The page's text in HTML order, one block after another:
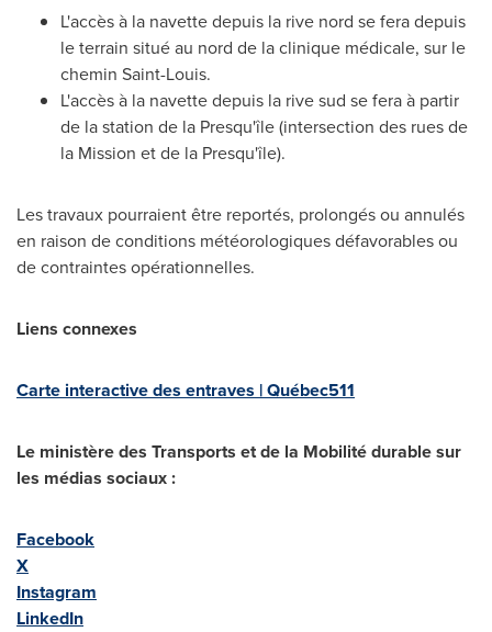
L'accès à la navette depuis la rive nord se fera depuis
le terrain situé au nord de la clinique médicale, sur le
chemin Saint-Louis.
L'accès à la navette depuis la rive sud se fera à partir
de la station de la Presqu'île (intersection des rues de
la Mission et de la Presqu'île).
Les travaux pourraient être reportés, prolongés ou annulés
en raison de conditions météorologiques défavorables ou
de contraintes opérationnelles.
Liens connexes
Carte interactive des entraves | Québec511
Le ministère des Transports et de la Mobilité durable sur
les médias sociaux :
Facebook
X
Instagram
LinkedIn